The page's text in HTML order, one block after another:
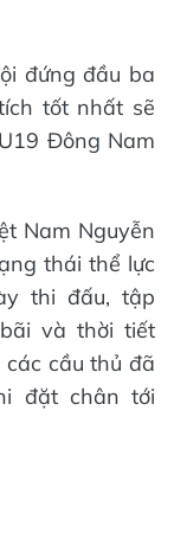
đứng đầu ba
tốt nhất sẽ
Đông Nam
Nam Nguyễn
thái thể lực
thi đấu, tập
và thời tiết
cầu thủ đã
đặt chân tới